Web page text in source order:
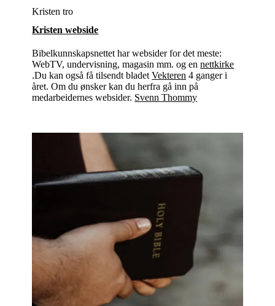
Kristen tro
Kristen webside
Bibelkunnskapsnettet har websider for det meste:
WebTV, undervisning, magasin mm. og ennettkirke
.Du kan også få tilsendt bladetVekteren 4 ganger i
året. Om du ønsker kan du herfra gå inn på
medarbeidernes websider. Svenn Thommy